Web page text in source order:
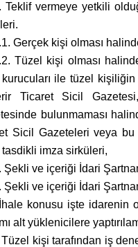
Teklif vermeye yetkili
Gerçek kişi olması
Tüzel kişi olması
ile tüzel
Ticaret Sicil
bulunmaması
Sicil Gazeteleri veya
tasdikli imza sirküleri,
Şekli ve içeriği İdari
Şekli ve içeriği İdari
konusu işte idarenin
alt yüklenicilere
kişi tarafından iş